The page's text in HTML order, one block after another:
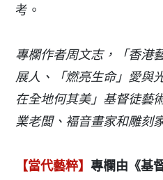
考。
專欄作者周文志，「香港
展人、「燃亮生命」愛與
在全地何其美」基督徒藝
業老闆、褔音畫家和雕刻
【當代藝粹】專欄由《基